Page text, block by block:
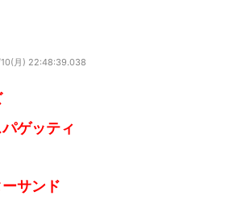
月) 22:48:39.038
ゲッティ
サンド